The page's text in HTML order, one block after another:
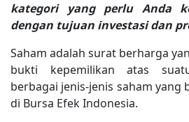
kategori yang perlu Anda
dengan tujuan investasi dan
Saham adalah surat berharga
bukti kepemilikan atas
berbagai jenis-jenis saham yang
di Bursa Efek Indonesia.